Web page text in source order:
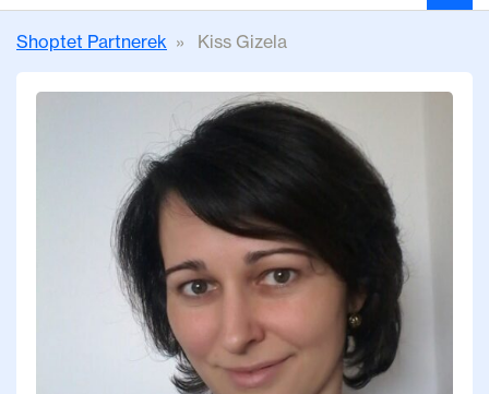
Shoptet Partnerek Kiss Gizela